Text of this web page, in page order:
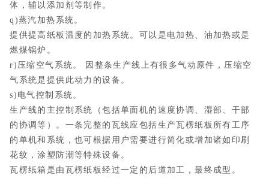
体，辅以添加剂等制作。
q)蒸汽加热系统。
提供提高纸板温度的加热系统。可以是电加热、油加热或是
燃煤锅炉。
r)压缩空气系统。 因整条生产线上有很多气动原件，压缩空
气系统是提供此动力的设备。
s)电气控制系统。
生产线的主控制系统（包括单面机的速度协调、湿部、干部
的协调等）。一条完整的瓦线应包括生产瓦楞纸板所有工序
的单机和系统，也可根据用户需要进行简化或增加诸如印刷
花纹，涂塑防潮等特殊设备。
瓦楞纸箱是由瓦楞纸板经过一定的后道加工，最终成型。